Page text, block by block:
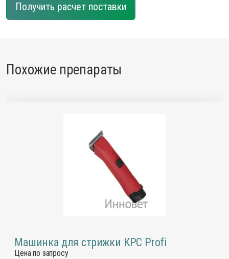
Получить расчет поставки
Похожие препараты
Машинка для стрижки КРС Profi
Цена по запросу